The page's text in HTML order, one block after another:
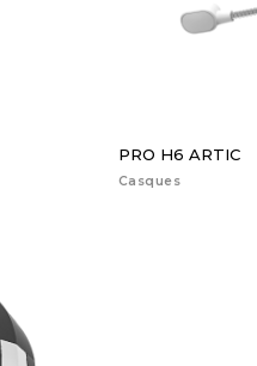
PRO H6 ARTIC
Casques